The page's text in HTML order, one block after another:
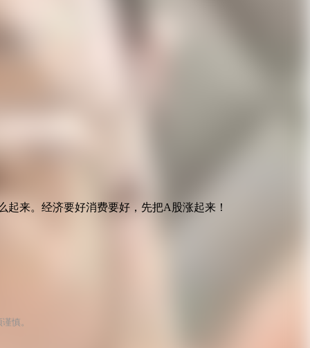
来。经济要好消费要好，先把A股涨起来！
慎。